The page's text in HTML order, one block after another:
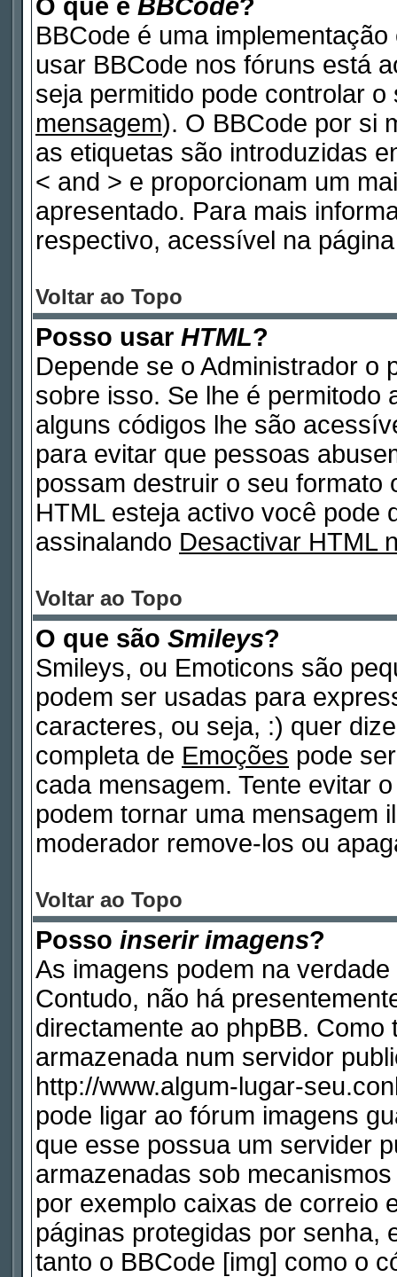
O que é BBCode?
BBCode é uma
usar BBCode nos fóruns está
seja permitido pode controlar
mensagem). O BBCode por si
as etiquetas são introduzidas
< and > e proporcionam um
apresentado. Para mais
respectivo, acessível na
Voltar ao Topo
Posso usar HTML?
Depende se o Administrador o
sobre isso. Se lhe é permitodo
alguns códigos lhe são
para evitar que pessoas
possam destruir o seu formato
HTML esteja activo você pode
assinalando Desactivar HTML
Voltar ao Topo
O que são Smileys?
Smileys, ou Emoticons são
podem ser usadas para
caracteres, ou seja, :) quer
completa de Emoções pode
cada mensagem. Tente evitar
podem tornar uma mensagem
moderador remove-los ou
Voltar ao Topo
Posso inserir imagens?
As imagens podem na
Contudo, não há
directamente ao phpBB.
armazenada num servidor
http://www.algum-lugar-
pode ligar ao fórum imagens
que esse possua um servider
armazenadas sob
por exemplo caixas de correio
páginas protegidas por senha,
tanto o BBCode [img] como o